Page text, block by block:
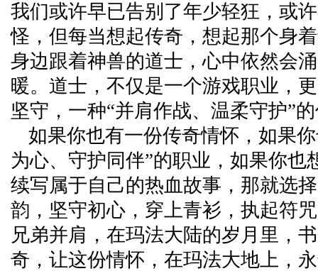
我们或许早已告别了年少轻狂，或
怪，但每当想起传奇，想起那个身
身边跟着神兽的道士，心中依然会
暖。道士，不仅是一个游戏职业，
坚守，一种“并肩作战、温柔守护”
如果你也有一份传奇情怀，如果
为心、守护同伴”的职业，如果你也
续写属于自己的热血故事，那就选
韵，坚守初心，穿上青衫，执起符
兄弟并肩，在玛法大陆的岁月里，
奇，让这份情怀，在玛法大地上，